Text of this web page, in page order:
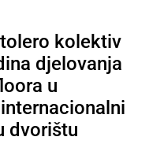
kolektiv
djelovanja
u
dvorištu